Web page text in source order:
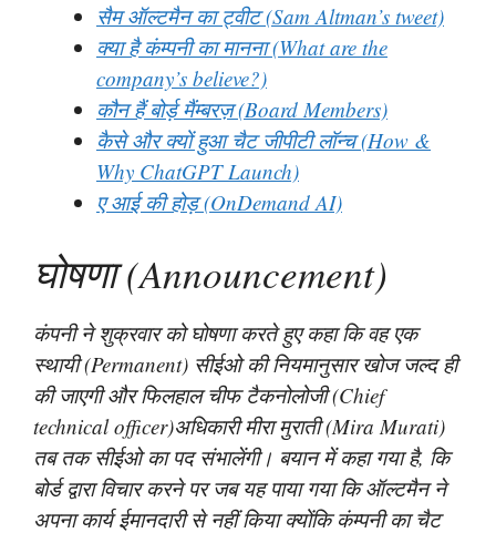
सैम ऑल्टमैन का ट्वीट (Sam Altman’s tweet)
क्या है कंम्पनी का मानना (What are the
company’s believe?)
कौन हैं बोर्ड़ मैंम्बरज़ (Board Members)
कैसे और क्यों हुआ चैट जीपीटी लॉन्च (How &
Why ChatGPT Launch)
ए आई की होड़ (OnDemand AI)
घोषणा (Announcement)
कंपनी ने शुक्रवार को घोषणा करते हुए कहा कि वह एक
स्थायी (Permanent) सीईओ की नियमानुसार खोज जल्द ही
की जाएगी और फिलहाल चीफ टैकनोलोजी (Chief
technical officer)अधिकारी मीरा मुराती (Mira Murati)
तब तक सीईओ का पद संभालेंगी। बयान में कहा गया है, कि
बोर्ड द्वारा विचार करने पर जब यह पाया गया कि ऑल्टमैन ने
अपना कार्य ईमानदारी से नहीं किया क्योंकि कंम्पनी का चैट